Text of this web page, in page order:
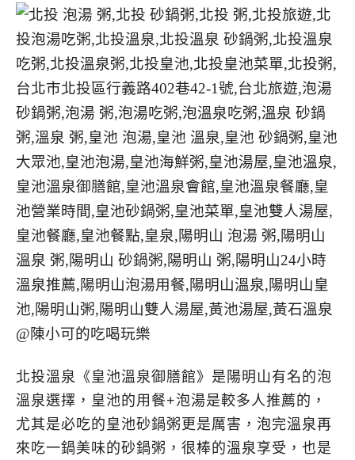
北投溫泉《皇池溫泉御膳館》是陽明山有名的泡
溫泉選擇，皇池的用餐+泡湯是較多人推薦的，
尤其是必吃的皇池砂鍋粥更是厲害，泡完溫泉再
來吃一鍋美味的砂鍋粥，很棒的溫泉享受，也是